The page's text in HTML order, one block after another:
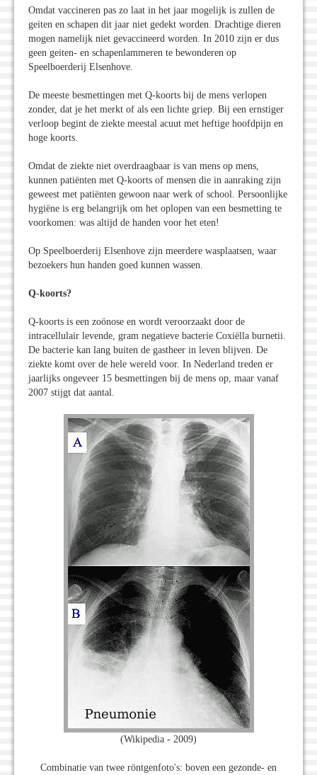
Omdat vaccineren pas zo laat in het jaar mogelijk is zullen de
geiten en schapen dit jaar niet gedekt worden. Drachtige dieren
mogen namelijk niet gevaccineerd worden. In 2010 zijn er dus
geen geiten- en schapenlammeren te bewonderen op
Speelboerderij Elsenhove.
De meeste besmettingen met Q-koorts bij de mens verlopen
zonder, dat je het merkt of als een lichte griep. Bij een ernstiger
verloop begint de ziekte meestal acuut met heftige hoofdpijn en
hoge koorts.
Omdat de ziekte niet overdraagbaar is van mens op mens,
kunnen patiënten met Q-koorts of mensen die in aanraking zijn
geweest met patiënten gewoon naar werk of school. Persoonlijke
hygiëne is erg belangrijk om het oplopen van een besmetting te
voorkomen: was altijd de handen voor het eten!
Op Speelboerderij Elsenhove zijn meerdere wasplaatsen, waar
bezoekers hun handen goed kunnen wassen.
Q-koorts?
Q-koorts is een zoönose en wordt veroorzaakt door de
intracellulair levende, gram negatieve bacterie Coxiëlla burnetii.
De bacterie kan lang buiten de gastheer in leven blijven. De
ziekte komt over de hele wereld voor. In Nederland treden er
jaarlijks ongeveer 15 besmettingen bij de mens op, maar vanaf
2007 stijgt dat aantal.
(Wikipedia - 2009)
Combinatie van twee röntgenfoto's: boven een gezonde- en